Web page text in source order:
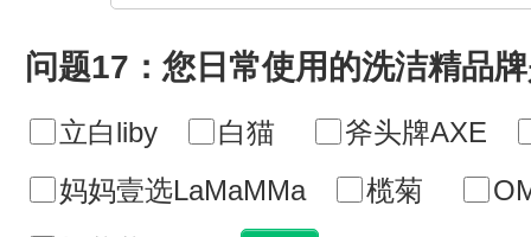
问题17：您日常使用的洗洁精品
立白liby 白猫
斧头牌AXE
妈妈壹选LaMaMMa
榄菊